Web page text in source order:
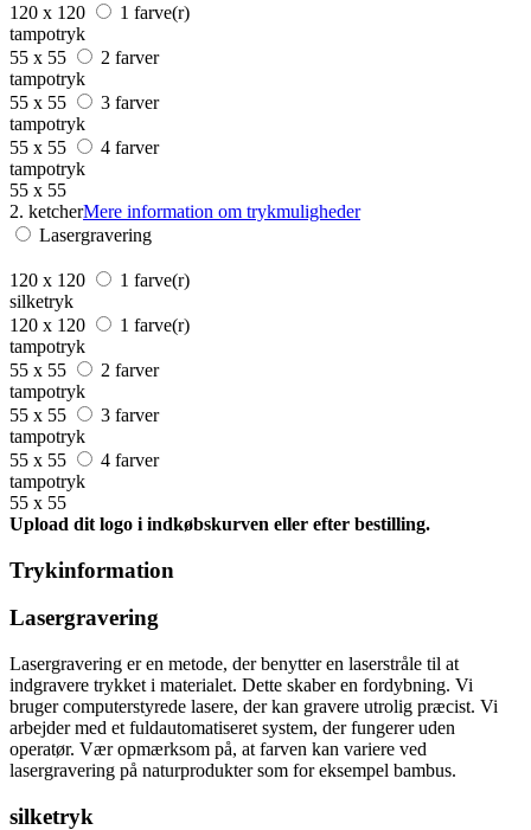
120 x 120
1 farve(r)
tampotryk
55 x 55
2 farver
tampotryk
55 x 55
3 farver
tampotryk
55 x 55
4 farver
tampotryk
55 x 55
2. ketcherMere information om trykmuligheder
Lasergravering
120 x 120
1 farve(r)
silketryk
120 x 120
1 farve(r)
tampotryk
55 x 55
2 farver
tampotryk
55 x 55
3 farver
tampotryk
55 x 55
4 farver
tampotryk
55 x 55
Upload dit logo i indkøbskurven eller efter bestilling.
Trykinformation
Lasergravering
Lasergravering er en metode, der benytter en laserstråle til at
indgravere trykket i materialet. Dette skaber en fordybning. Vi
bruger computerstyrede lasere, der kan gravere utrolig præcist. Vi
arbejder med et fuldautomatiseret system, der fungerer uden
operatør. Vær opmærksom på, at farven kan variere ved
lasergravering på naturprodukter som for eksempel bambus.
silketryk